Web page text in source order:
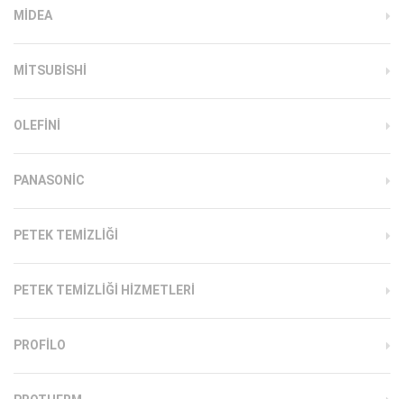
MIDEA
MITSUBISHI
OLEFINI
PANASONIC
PETEK TEMIZLIĞI
PETEK TEMIZLIĞI HIZMETLERI
PROFILO